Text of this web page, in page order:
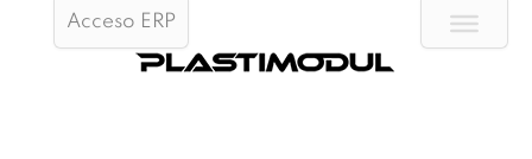
Acceso ERP